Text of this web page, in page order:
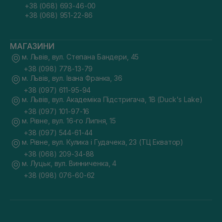
+38 (068) 693-46-00
+38 (068) 951-22-86
МАГАЗИНИ
м. Львів, вул. Степана Бандери, 45
+38 (098) 778-13-79
м. Львів, вул. Івана Франка, 36
+38 (097) 611-95-94
м. Львів, вул. Академіка Підстригача, 1В (Duck's Lake)
+38 (097) 101-97-16
м. Рівне, вул. 16-го Липня, 15
+38 (097) 544-61-44
м. Рівне, вул. Кулика і Гудачека, 23 (ТЦ Екватор)
+38 (068) 209-34-88
м. Луцьк, вул. Винниченка, 4
+38 (098) 076-60-62